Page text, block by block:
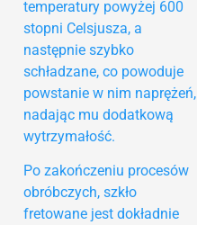
temperatury powyżej 600
stopni Celsjusza, a
następnie szybko
schładzane, co powoduje
powstanie w nim naprężeń,
nadając mu dodatkową
wytrzymałość.
Po zakończeniu procesów
obróbczych, szkło
fretowane jest dokładnie